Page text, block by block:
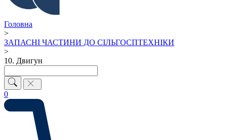
Головна
>
ЗАПАСНІ ЧАСТИНИ ДО СІЛЬГОСПТЕХНІКИ
>
10. Двигун
0